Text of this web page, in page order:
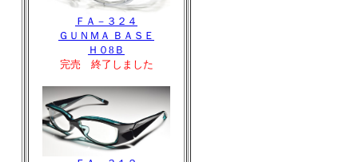
ＦＡ－３２４
ＧＵＮＭＡ ＢＡＳＥ
Ｈ０8Ｂ
完売 終了しました